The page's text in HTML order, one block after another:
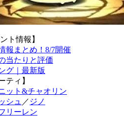
ト情報】
報まとめ！8/7開催
当たりと評価
グ｜最新版
ティ】
ット&チャオリン
シュ ／ ジノ
リーレン